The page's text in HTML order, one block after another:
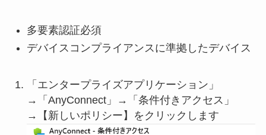
多要素認証必須
デバイスコンプライアンスに準拠したデバイス
「エンタープライズアプリケーション」
→「AnyConnect」→「条件付きアクセス」
→【新しいポリシー】をクリックします